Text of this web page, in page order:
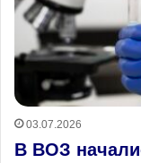
03.07.2026
В ВОЗ